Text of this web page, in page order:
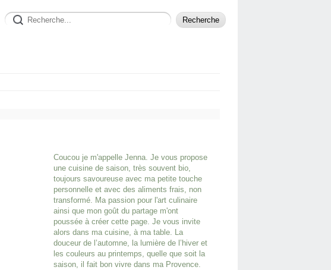
Coucou je m'appelle Jenna. Je vous propose
une cuisine de saison, très souvent bio,
toujours savoureuse avec ma petite touche
personnelle et avec des aliments frais, non
transformé. Ma passion pour l'art culinaire
ainsi que mon goût du partage m'ont
poussée à créer cette page. Je vous invite
alors dans ma cuisine, à ma table. La
douceur de l’automne, la lumière de l’hiver et
les couleurs au printemps, quelle que soit la
saison, il fait bon vivre dans ma Provence.